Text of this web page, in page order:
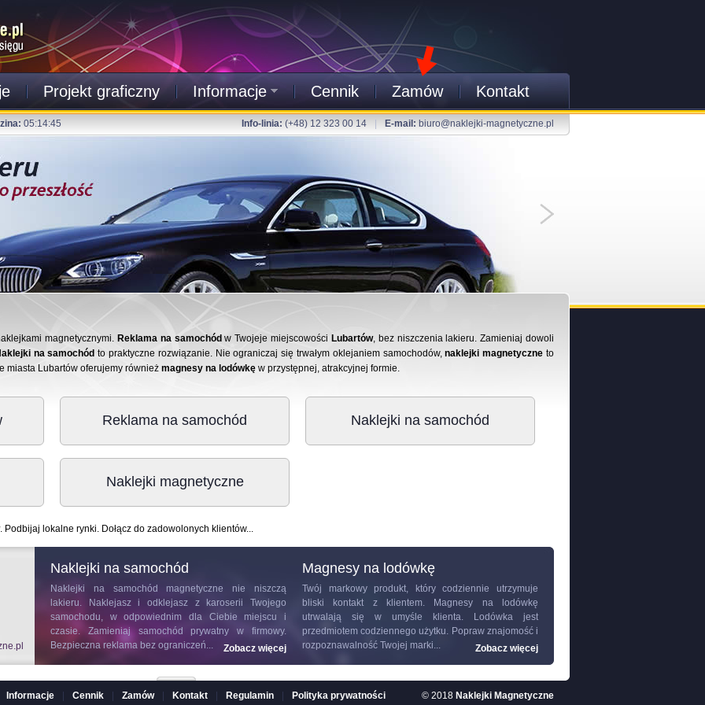
Projekt graficzny Informacje Cennik Zamów Kontakt
05:14:45 Info-linia: (+48) 12 323 00 14 E-mail: biuro@naklejki-magnetyczne.pl
magnetycznymi. Reklama na samochód w Twojeje miejscowości Lubartów, bez niszczenia lakieru. Zamieniaj dowoli
na samochód to praktyczne rozwiązanie. Nie ograniczaj się trwałym oklejaniem samochodów,naklejki magnetyczne to
miasta Lubartów oferujemy również magnesy na lodówkę w przystępnej, atrakcyjnej formie.
Reklama na samochód Naklejki na samochód
Naklejki magnetyczne
. Podbijaj lokalne rynki. Dołącz do zadowolonych klientów...
i
do
więcej
Naklejki na samochód
Naklejki na samochód
magnetyczne nie niszczą
lakieru. Naklejasz i odklejasz z karoserii Twojego
samochodu, w odpowiednim dla Ciebie miejscu i
czasie. Zamieniaj samochód prywatny w firmowy.
Bezpieczna reklama bez ograniczeń...
Zobacz więcej
Magnesy na lodówkę
Twój markowy produkt, który codziennie utrzymuje
bliski kontakt z klientem.
Magnesy na lodówkę
utrwalają się w umyśle klienta. Lodówka jest
przedmiotem codziennego użytku. Popraw znajomość i
rozpoznawalność Twojej marki...
Zobacz więcej
Informacje Cennik Zamów Kontakt Regulamin Polityka prywatności © 2018 Naklejki Magnetyczne